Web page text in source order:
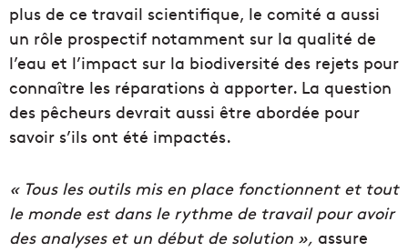
plus de ce travail scientifique, le comité a aussi
un rôle prospectif notamment sur la qualité de
l’eau et l’impact sur la biodiversité des rejets pour
connaître les réparations à apporter. La question
des pêcheurs devrait aussi être abordée pour
savoir s’ils ont été impactés.
« Tous les outils mis en place fonctionnent et tout
le monde est dans le rythme de travail pour avoir
des analyses et un début de solution », assure